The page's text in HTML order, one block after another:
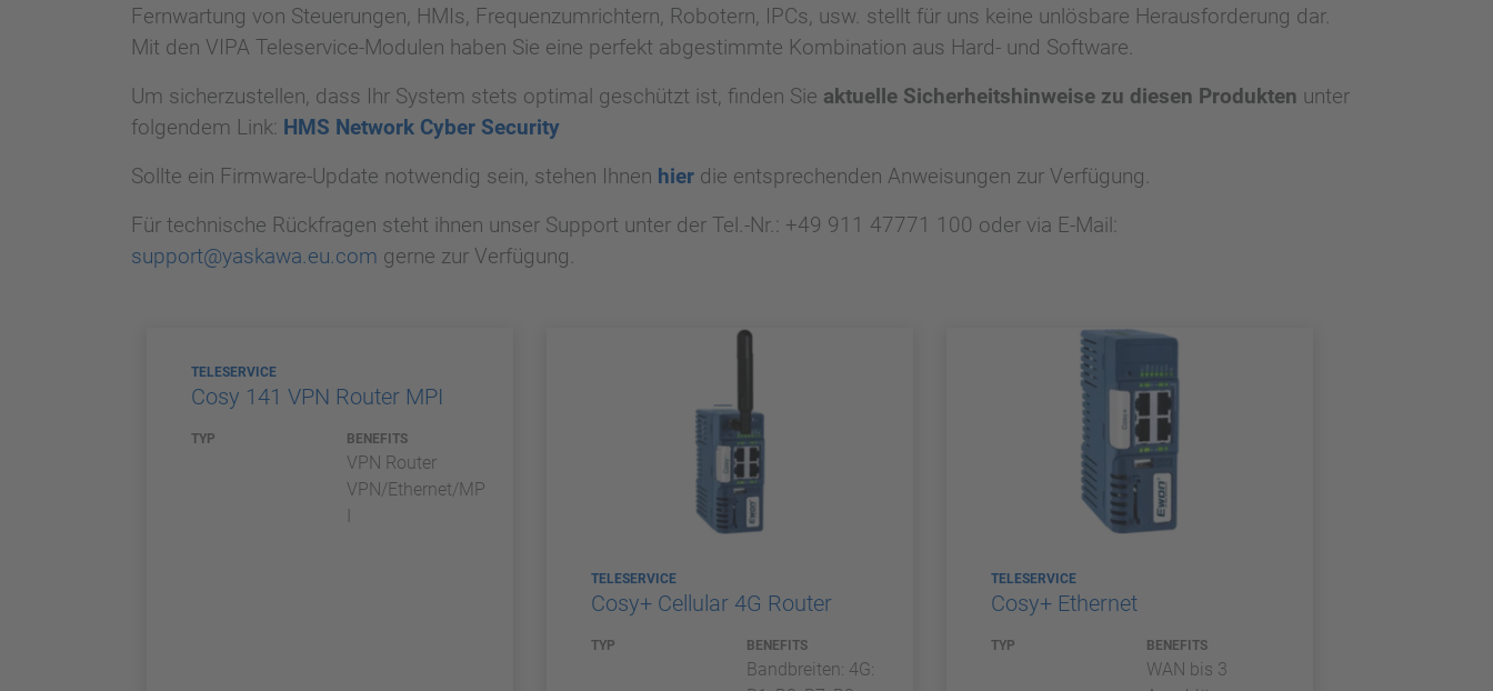
Fernwartung von Steuerungen, HMIs, Frequenzumrichtern, Robotern, IPCs, usw. stellt für uns keine unlösbare Herausforderung dar.
Mit den VIPA Teleservice-Modulen haben Sie eine perfekt abgestimmte Kombination aus Hard- und Software.
Um sicherzustellen, dass Ihr System stets optimal geschützt ist, finden Sie aktuelle Sicherheitshinweise zu diesen Produkten unter
folgendem Link: HMS Network Cyber Security
Sollte ein Firmware-Update notwendig sein, stehen Ihnen hier die entsprechenden Anweisungen zur Verfügung.
Für technische Rückfragen steht ihnen unser Support unter der Tel.-Nr.: +49 911 47771 100 oder via E-Mail:
support@yaskawa.eu.com gerne zur Verfügung.
TELESERVICE
Cosy 141 VPN Router MPI
TYP BENEFITS
VPN Router
VPN/Ethernet/MP
I
TELESERVICE
Cosy+ Cellular 4G Router
TYP BENEFITS
Bandbreiten: 4G:
TELESERVICE
Cosy+ Ethernet
TYP BENEFITS
WAN bis 3